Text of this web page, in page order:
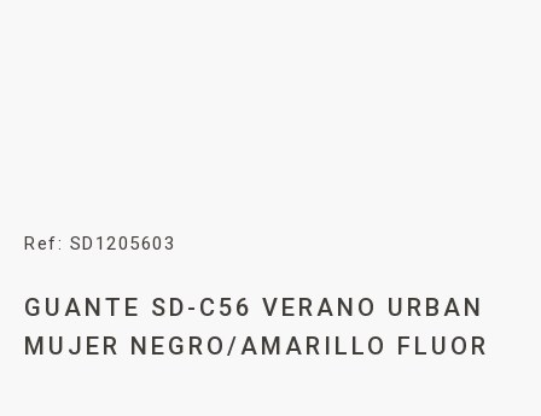
Ref: SD1205603
GUANTE SD-C56 VERANO URBAN
MUJER NEGRO/AMARILLO FLUOR